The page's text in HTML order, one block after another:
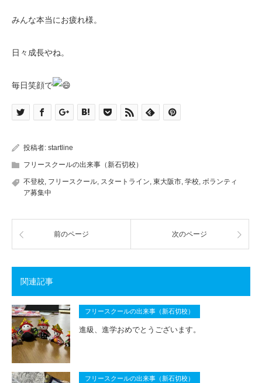
みんな本当にお疲れ様。
日々成長やね。
毎日笑顔で
投稿者: startline
フリースクールの出来事（新石切校）
不登校, フリースクール, スタートライン, 東大阪市, 学校, ボランティ
ア募集中
前のページ 次のページ
関連記事
フリースクールの出来事（新石切校）
進級、進学おめでとうございます。
フリースクールの出来事（新石切校）